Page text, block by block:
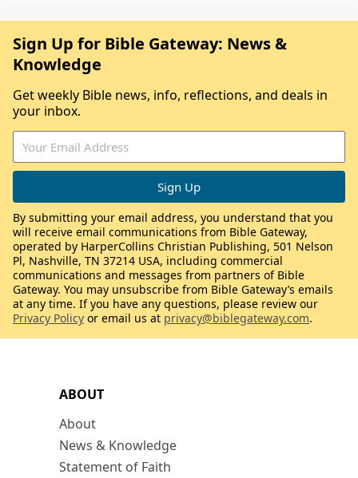
ABOUT
About
News & Knowledge
Statement of Faith
Sign Up for Bible Gateway: News &
Knowledge
Get weekly Bible news, info, reflections, and deals in
your inbox.
By submitting your email address, you understand that you
will receive email communications from Bible Gateway,
operated by HarperCollins Christian Publishing, 501 Nelson
Pl, Nashville, TN 37214 USA, including commercial
communications and messages from partners of Bible
Gateway. You may unsubscribe from Bible Gateway’s emails
at any time. If you have any questions, please review our
Privacy Policy or email us at privacy@biblegateway.com.